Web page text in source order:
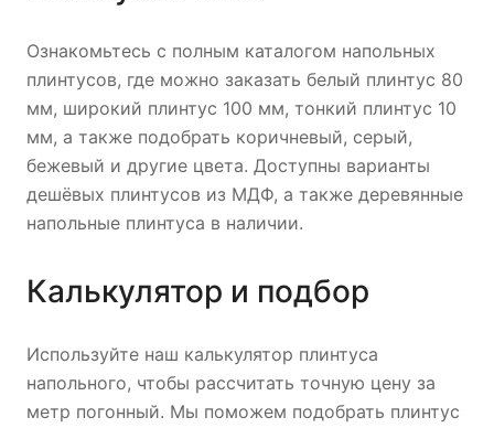
Ознакомьтесь с полным каталогом напольных
плинтусов, где можно заказать белый плинтус 80
мм, широкий плинтус 100 мм, тонкий плинтус 10
мм, а также подобрать коричневый, серый,
бежевый и другие цвета. Доступны варианты
дешёвых плинтусов из МДФ, а также деревянные
напольные плинтуса в наличии.
Калькулятор и подбор
Используйте наш калькулятор плинтуса
напольного, чтобы рассчитать точную цену за
метр погонный. Мы поможем подобрать плинтус